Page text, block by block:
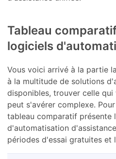
Tableau
logiciels
Vous voici arrivé à la partie
à la multitude de solutions
disponibles, trouver celle
peut s'avérer complexe.
tableau comparatif présente
d'automatisation
périodes d'essai gratuites et